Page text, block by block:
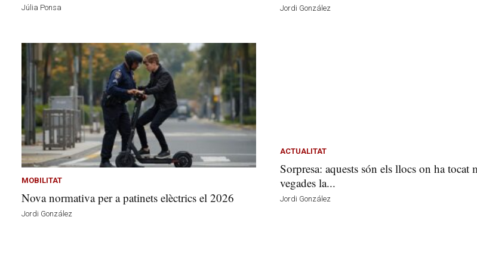
Júlia Ponsa Jordi González
MOBILITAT
Nova normativa per a patinets elèctrics el 2026
Jordi González
ACTUALITAT
Sorpresa: aquests són els llocs on ha tocat
vegades la...
Jordi González